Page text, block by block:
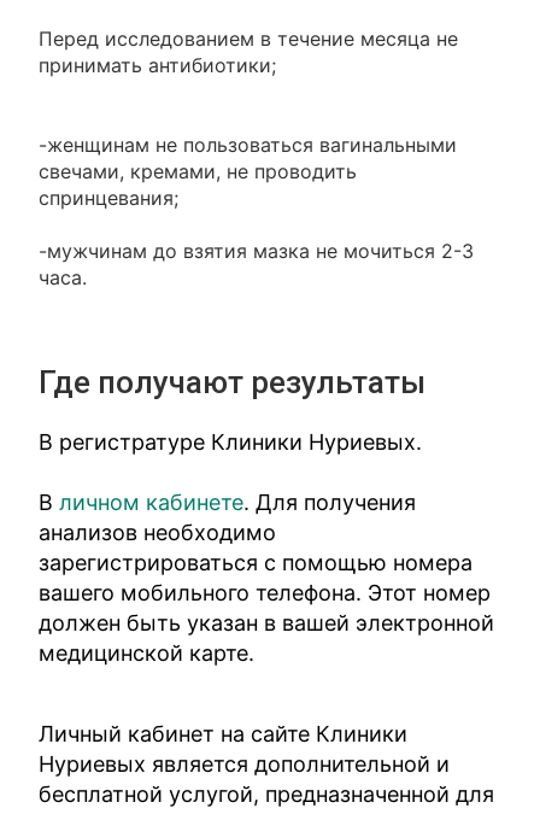
Перед исследованием в течение месяца не
принимать антибиотики;
-женщинам не пользоваться вагинальными
свечами, кремами, не проводить
спринцевания;
-мужчинам до взятия мазка не мочиться 2-3
часа.
Где получают результаты
В регистратуре Клиники Нуриевых.
Вличном кабинете. Для получения
анализов необходимо
зарегистрироваться с помощью номера
вашего мобильного телефона. Этот номер
должен быть указан в вашей электронной
медицинской карте.
Личный кабинет на сайте Клиники
Нуриевых является дополнительной и
бесплатной услугой, предназначенной для